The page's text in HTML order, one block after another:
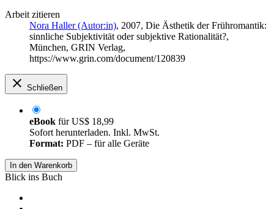
Arbeit zitieren
Nora Haller (Autor:in), 2007, Die Ästhetik der Frühromantik:
sinnliche Subjektivität oder subjektive Rationalität?,
München, GRIN Verlag,
https://www.grin.com/document/120839
Schließen
eBook fürUS$ 18,99
Sofort herunterladen. Inkl. MwSt.
Format: PDF – für alle Geräte
In den Warenkorb
Blick ins Buch